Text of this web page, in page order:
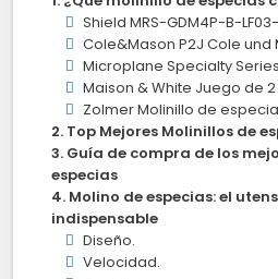
Shield MRS-GDM4P-B-LF03-
Cole&Mason P2J Cole und
Microplane Specialty
Maison & White Juego de
Zolmer Molinillo de
Top Mejores Molinillos de
Guía de compra de los
especias
Molino de especias: el
indispensable
Diseño.
Velocidad.